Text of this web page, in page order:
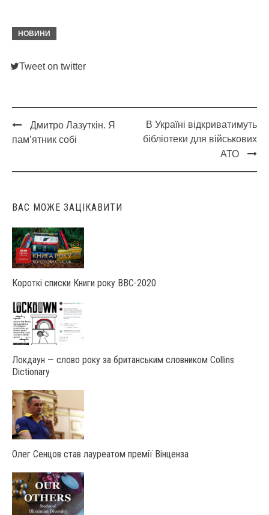
НОВИНИ
Tweet on twitter
Post
Дмитро Лазуткін. Я
пам’ятник собі
В Україні відкриватимуть
бібліотеки для військових
АТО
ВАС МОЖЕ ЗАЦІКАВИТИ
Короткі списки Книги року ВВС-2020
Локдаун — слово року за британським словником Collins
Dictionary
Олег Сенцов став лауреатом премії Вінценза